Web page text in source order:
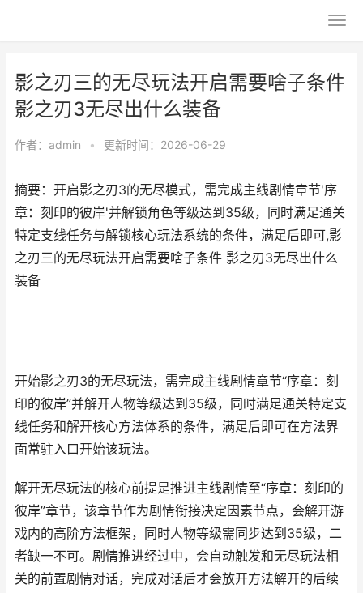
影之刃三的无尽玩法开启需要啥子条件
影之刃3无尽出什么装备
作者： admin • 更新时间：2026-06-29
摘要：开启影之刃3的无尽模式，需完成主线剧情章节'序
章：刻印的彼岸'并解锁角色等级达到35级，同时满足通关
特定支线任务与解锁核心玩法系统的条件，满足后即可,影
之刃三的无尽玩法开启需要啥子条件 影之刃3无尽出什么
装备
开始影之刃3的无尽玩法，需完成主线剧情章节“序章：刻
印的彼岸”并解开人物等级达到35级，同时满足通关特定支
线任务和解开核心方法体系的条件，满足后即可在方法界
面常驻入口开始该玩法。
解开无尽玩法的核心前提是推进主线剧情至“序章：刻印的
彼岸”章节，该章节作为剧情衔接决定因素节点，会解开游
戏内的高阶方法框架，同时人物等级需同步达到35级，二
者缺一不可。剧情推进经过中，会自动触发和无尽玩法相
关的前置剧情对话，完成对话后才会放开方法解开的后续